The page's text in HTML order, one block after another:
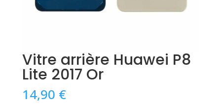
Vitre arrière Huawei P8
Lite 2017 Or
14,90 €